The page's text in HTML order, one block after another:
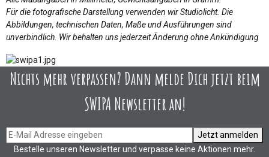
Für die fotografische Darstellung verwenden wir Studiolicht. Die
Abbildungen, technischen Daten, Maße und Ausführungen sind
unverbindlich. Wir behalten uns jederzeit Änderung ohne Ankündigung
Nichts mehr verpassen? Dann melde Dich jetzt beim
SWIPA Newsletter an!
Jetzt anmelden
Bestelle unseren Newsletter und verpasse keine Aktionen mehr.